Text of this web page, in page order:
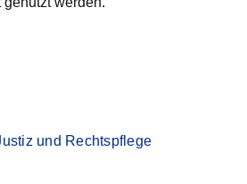
und Rechtspflege
Fenster